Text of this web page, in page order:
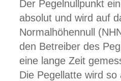
Der Pegelnullpunkt
absolut und wird auf
Normalhöhennull
den Betreiber des
eine lange Zeit
Die Pegellatte wird